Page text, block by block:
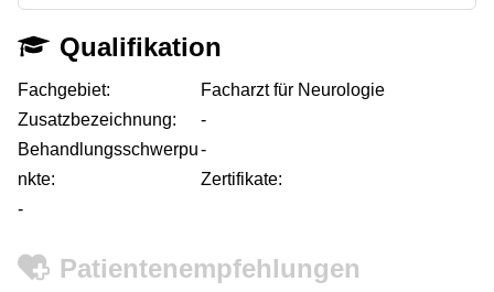
Qualifikation
Fachgebiet:
Facharzt für Neurologie
Zusatzbezeichnung:
-
Behandlungsschwerpu
nkte:
-
Zertifikate:
-
Patientenempfehlungen